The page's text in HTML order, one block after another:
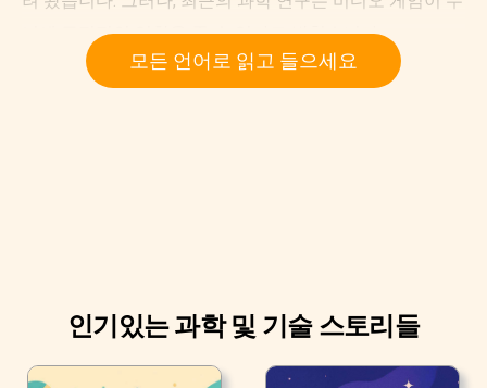
뇌에 긍정적인 영향을 줄 수 있다고 밝혔습니다.
모든 언어로 읽고 들으세요
인기있는 과학 및 기술 스토리들